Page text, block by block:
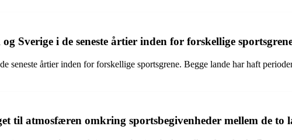
Sverige i de seneste årtier inden for forskellige
seneste årtier inden for forskellige sportsgrene. Begge lande har haft
til atmosfæren omkring sportsbegivenheder mellem de to